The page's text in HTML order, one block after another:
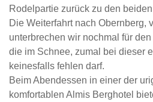
Rodelpartie zurück zu den
Die Weiterfahrt nach Obernberg,
unterbrechen wir nochmal für
die im Schnee, zumal bei dieser
keinesfalls fehlen darf.
Beim Abendessen in einer der
komfortablen Almis Berghotel